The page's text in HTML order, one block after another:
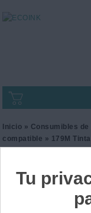
Inicio » Consumibles
compatible » 179M